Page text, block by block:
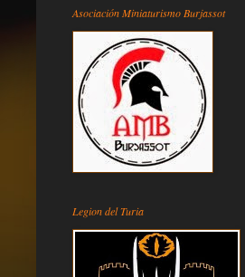
Asociación Miniaturismo Burjassot
Legion del Turia